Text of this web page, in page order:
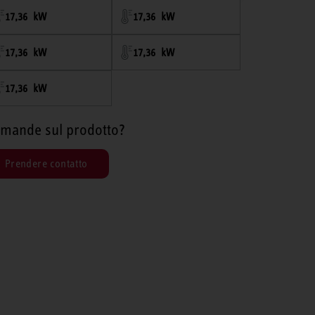
17,36 kW 17,36 kW
17,36 kW 17,36 kW
17,36 kW
sul prodotto?
Prendere contatto